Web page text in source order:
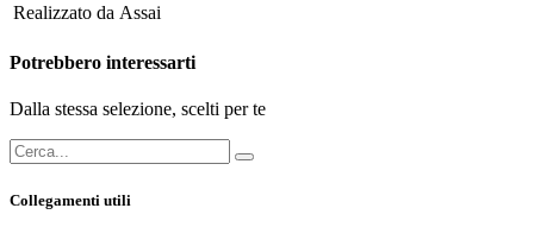
Realizzato da Assai
Potrebbero interessarti
Dalla stessa selezione, scelti per te
Collegamenti utili